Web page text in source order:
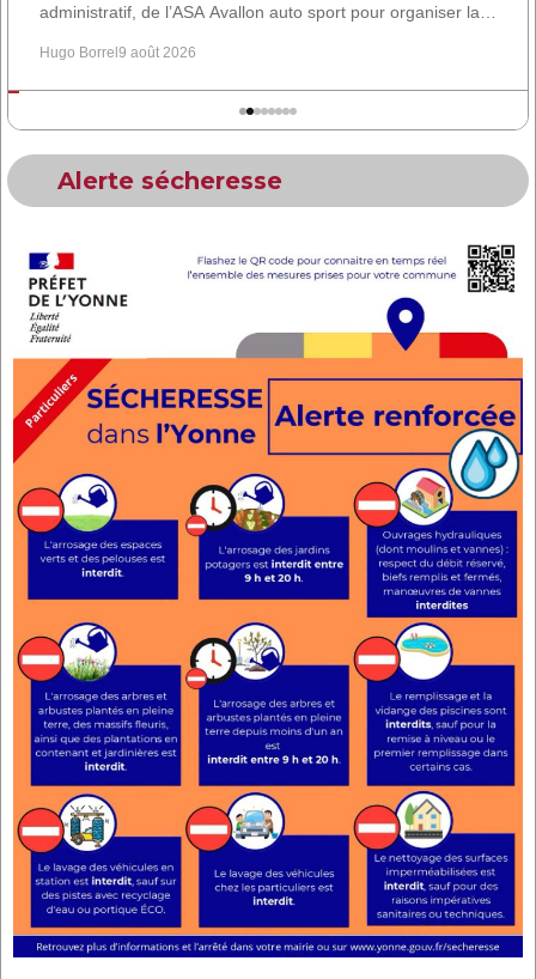
administratif, de l’ASA Avallon auto sport pour organiser la
Hugo Borrel9 août 2026
Alerte sécheresse